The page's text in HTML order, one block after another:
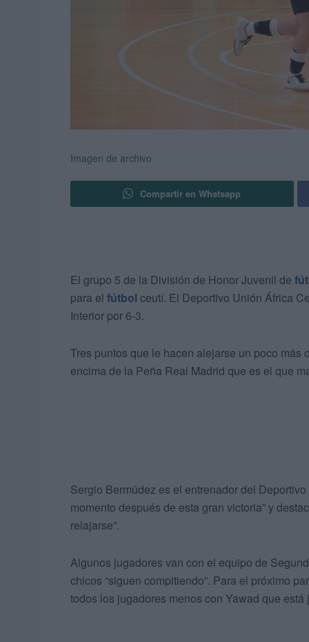
Imagen de archivo
Compartir en Whatsapp
El grupo 5 de la División de Honor Juvenil de
para el fútbol ceutí. El Deportivo Unión África
Interior por 6-3.
Tres puntos que le hacen alejarse un poco
encima de la Peña Real Madrid que es el que
Sergio Bermúdez es el entrenador del Deportivo
momento después de esta gran victoria” y
relajarse”.
Algunos jugadores van con el equipo de
chicos “siguen compitiendo”. Para el próximo
todos los jugadores menos con Yawad que